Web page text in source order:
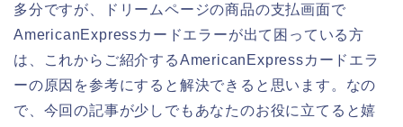
多分ですが、ドリームページの商品の支払画面で
AmericanExpressカードエラーが出て困っている方
は、これからご紹介するAmericanExpressカードエラ
ーの原因を参考にすると解決できると思います。なの
で、今回の記事が少しでもあなたのお役に立てると嬉